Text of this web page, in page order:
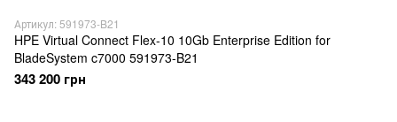
Артикул: 591973-B21
HPE Virtual Connect Flex-10 10Gb Enterprise Edition for
BladeSystem c7000 591973-B21
343 200 грн